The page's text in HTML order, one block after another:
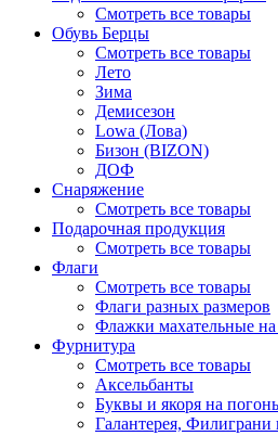
Смотреть все товары
Обувь Берцы
Смотреть все товары
Лето
Зима
Демисезон
Lowa (Лова)
Бизон (BIZON)
ДОФ
Снаряжение
Смотреть все товары
Подарочная продукция
Смотреть все товары
Флаги
Смотреть все товары
Флаги разных размеров
Флажки махательные на
Фурнитура
Смотреть все товары
Аксельбанты
Буквы и якоря на
Галантерея,